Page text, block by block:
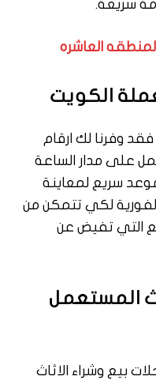
سريعة.
العاشره
الكويت
وفرنا لك ارقام
على مدار الساعة
سريع لمعاينة
لكي تتمكن من
التي تفيض عن
المستعمل
بيع وشراء الاثاث